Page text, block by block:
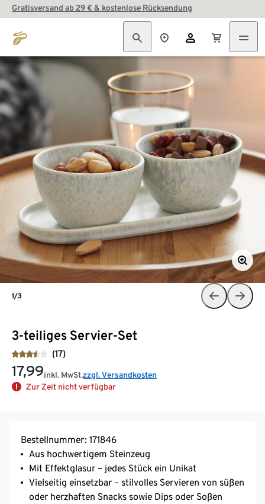
Gratisversand ab 29 € & kostenlose Rücksendung
3-teiliges Servier-Set
(17)
17,99inkl. MwSt.zzgl. Versandkosten
Zur Zeit nicht verfügbar
1/3
Bestellnummer: 171846
Aus hochwertigem Steinzeug
Mit Effektglasur – jedes Stück ein Unikat
Vielseitig einsetzbar – stilvolles Servieren von süßen
oder herzhaften Snacks sowie Dips oder Soßen